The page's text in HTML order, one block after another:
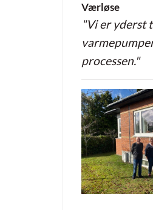
Værløse
"Vi er yderst
processen."